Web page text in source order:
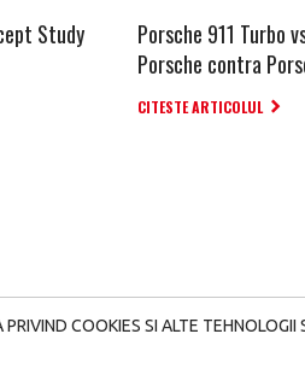
Study
Porsche 911 Turbo
Porsche contra
CITESTE ARTICOLUL
PRIVIND COOKIES SI ALTE TEHNOLOGII